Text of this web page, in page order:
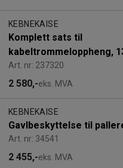
KEBNEKAISE
Komplett sats til
kabeltrommeloppheng,
Art. nr: 237320
2 580,-eks. MVA
KEBNEKAISE
Gavlbeskyttelse til
Art. nr: 34541
2 455,-eks. MVA